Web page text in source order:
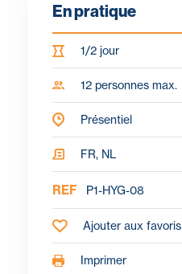
En pratique
1/2 jour
12 personnes max.
Présentiel
FR, NL
REF P1-HYG-08
Ajouter aux favoris
Imprimer